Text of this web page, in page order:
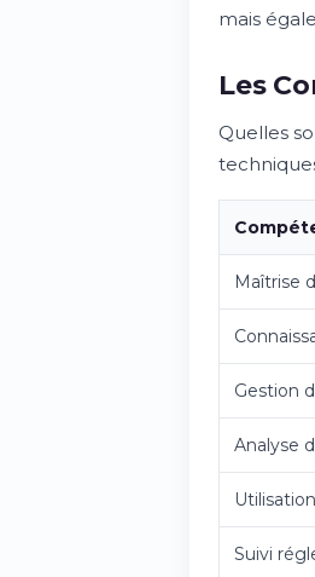
mais
Les
Quelles
Maîtrise
Gestion
Analyse
Suivi